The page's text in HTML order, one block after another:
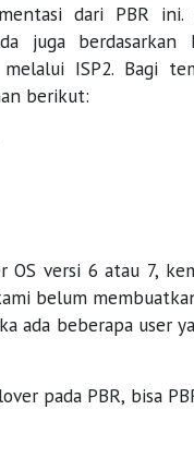
dari PBR ini.
juga
ISP2. Bagi
berikut:
versi 6 atau 7,
belum
ada beberapa user
pada PBR, bisa